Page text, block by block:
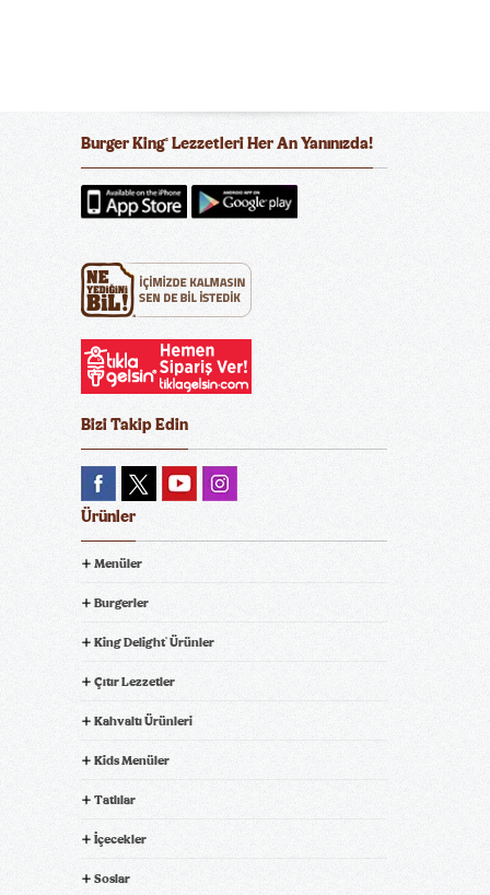
Burger King® Lezzetleri Her An Yanınızda!
Bizi Takip Edin
Ürünler
Menüler
Burgerler
King Delight® Ürünler
Çıtır Lezzetler
Kahvaltı Ürünleri
Kids Menüler
Tatlılar
İçecekler
Soslar